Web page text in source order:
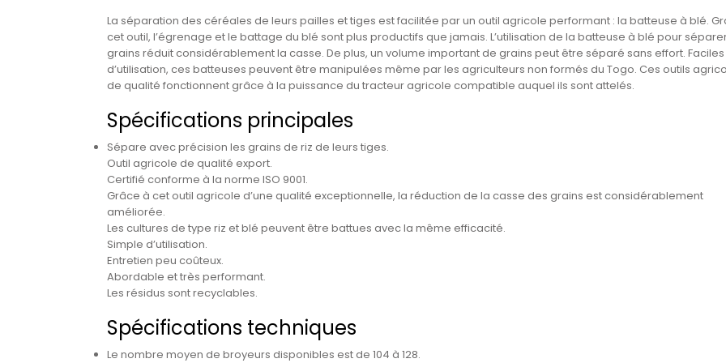
La séparation des céréales de leurs pailles et tiges est facilitée par un outil agricole performant : la batteuse à blé.
cet outil, l’égrenage et le battage du blé sont plus productifs que jamais. L’utilisation de la batteuse à blé pour
grains réduit considérablement la casse. De plus, un volume important de grains peut être séparé sans effort. Faciles
d’utilisation, ces batteuses peuvent être manipulées même par les agriculteurs non formés du Togo. Ces outils
de qualité fonctionnent grâce à la puissance du tracteur agricole compatible auquel ils sont attelés.
Spécifications principales
Sépare avec précision les grains de riz de leurs tiges.
Outil agricole de qualité export.
Certifié conforme à la norme ISO 9001.
Grâce à cet outil agricole d’une qualité exceptionnelle, la réduction de la casse des grains est considérablement
améliorée.
Les cultures de type riz et blé peuvent être battues avec la même efficacité.
Simple d’utilisation.
Entretien peu coûteux.
Abordable et très performant.
Les résidus sont recyclables.
Spécifications techniques
Le nombre moyen de broyeurs disponibles est de 104 à 128.